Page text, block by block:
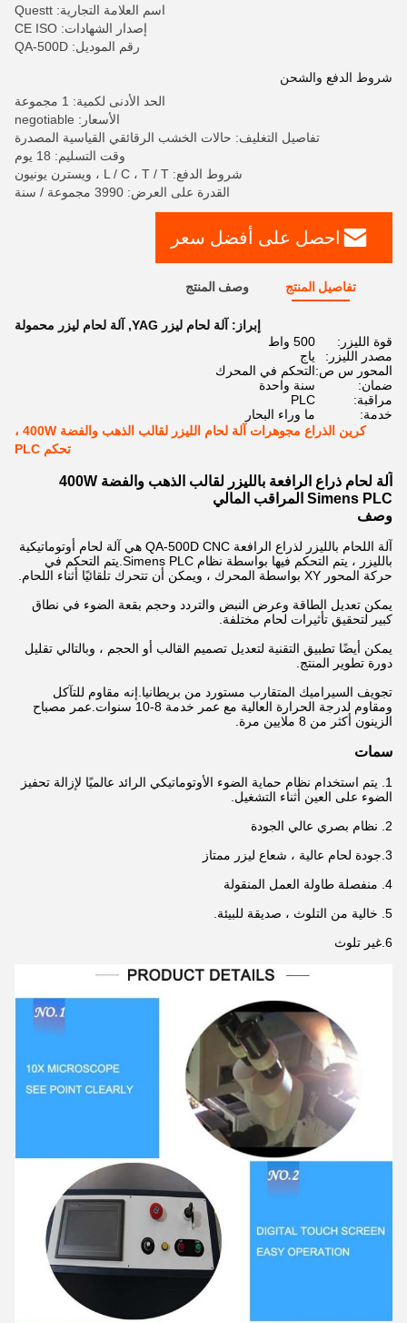
اسم العلامة التجارية: Questt
إصدار الشهادات: CE ISO
رقم الموديل: QA-500D
شروط الدفع والشحن
الحد الأدنى لكمية: 1 مجموعة
الأسعار: negotiable
تفاصيل التغليف: حالات الخشب الرقائقي القياسية المصدرة
وقت التسليم: 18 يوم
شروط الدفع: L / C ، T / T ، ويسترن يونيون
القدرة على العرض: 3990 مجموعة / سنة
احصل على أفضل سعر
تفاصيل المنتج وصف المنتج
إبراز: آلة لحام ليزر YAG , آلة لحام ليزر محمولة
قوة الليزر:
500 واط
مصدر الليزر:
ياج
المحور س ص:التحكم في المحرك
ضمان:
سنة واحدة
مراقبة:
PLC
خدمة:
ما وراء البحار
كرين الذراع مجوهرات آلة لحام الليزر لقالب الذهب والفضة 400W ،
تحكم PLC
آلة لحام ذراع الرافعة بالليزر لقالب الذهب والفضة 400W
Simens PLC المراقب المالي
وصف
آلة اللحام بالليزر لذراع الرافعة QA-500D CNC هي آلة لحام أوتوماتيكية
بالليزر ، يتم التحكم فيها بواسطة نظام Simens PLC.يتم التحكم في
حركة المحور XY بواسطة المحرك ، ويمكن أن تتحرك تلقائيًا أثناء اللحام.
يمكن تعديل الطاقة وعرض النبض والتردد وحجم بقعة الضوء في نطاق
كبير لتحقيق تأثيرات لحام مختلفة.
يمكن أيضًا تطبيق التقنية لتعديل تصميم القالب أو الحجم ، وبالتالي تقليل
دورة تطوير المنتج.
تجويف السيراميك المتقارب مستورد من بريطانيا.إنه مقاوم للتآكل
ومقاوم لدرجة الحرارة العالية مع عمر خدمة 8-10 سنوات.عمر مصباح
الزينون أكثر من 8 ملايين مرة.
سمات
1. يتم استخدام نظام حماية الضوء الأوتوماتيكي الرائد عالميًا لإزالة تحفيز
الضوء على العين أثناء التشغيل.
2. نظام بصري عالي الجودة
3. جودة لحام عالية ، شعاع ليزر ممتاز
4. منفصلة طاولة العمل المنقولة
5. خالية من التلوث ، صديقة للبيئة.
6. غير تلوث